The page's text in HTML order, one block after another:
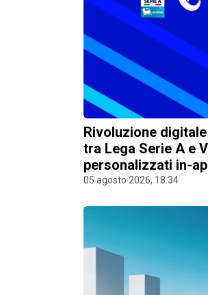
Rivoluzione
tra Lega Serie A e
personalizzati in-
05 agosto 2026, 18.34